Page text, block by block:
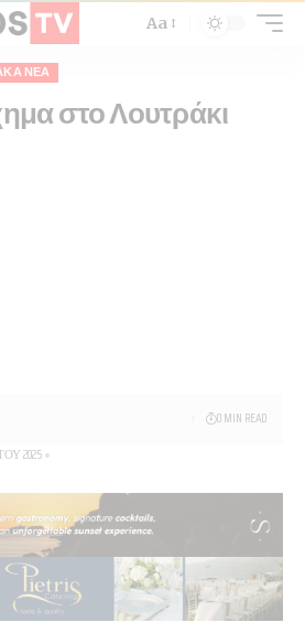
Aa
ΝΈΑ
στο Λουτράκι
2025
0 MIN READ